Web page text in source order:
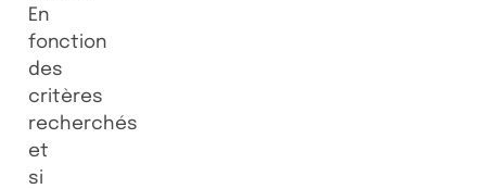
En
fonction
des
critères
recherchés
et
si